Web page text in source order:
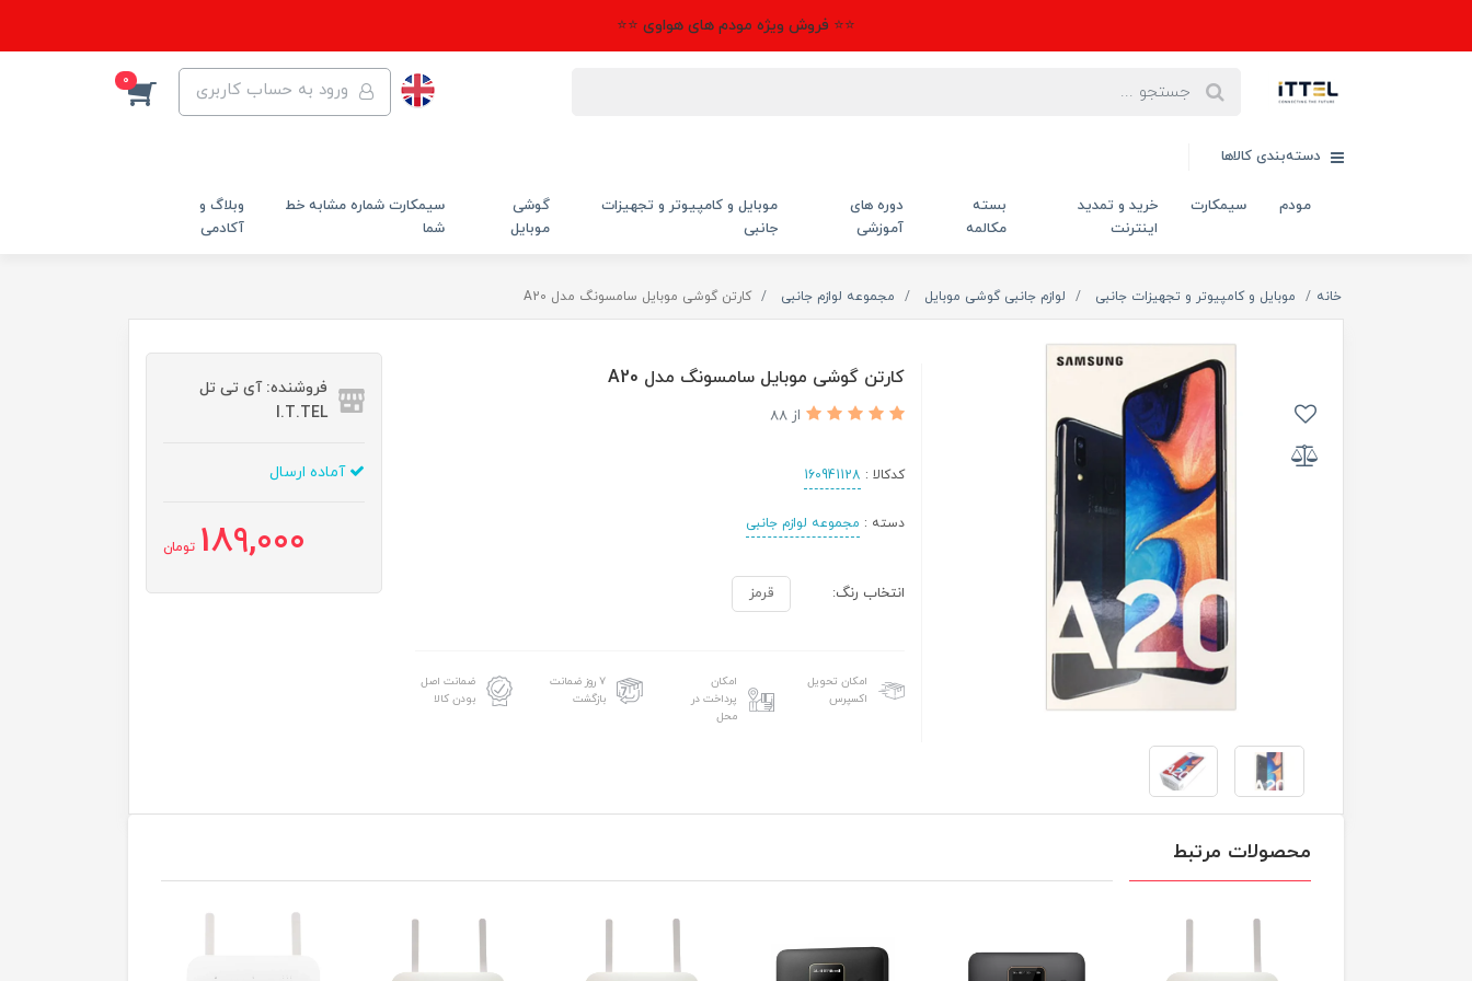
⭐⭐ فروش ویژه مودم های هواوی ⭐⭐
ورود به حساب کاربری 0
دسته‌بندی کالاها
مودم سیمکارت
خرید و تمدید
اینترنت
بسته
مکالمه
دوره های
آموزشی
موبایل و کامپیوتر و تجهیزات
جانبی
گوشی
موبایل
سیمکارت شماره مشابه خط
شما
وبلاگ و
آکادمی
خانه موبایل و کامپیوتر و تجهیزات جانبی لوازم جانبی گوشی موبایل مجموعه لوازم جانبی کارتن گوشی موبایل سامسونگ مدل A20
کارتن گوشی موبایل سامسونگ مدل A20
از 88
کدکالا : 160941128
دسته : مجموعه لوازم جانبی
انتخاب رنگ: قرمز
امکان تحویل
اکسپرس
امکان
پرداخت در
محل
۷ روز ضمانت
بازگشت
ضمانت اصل
بودن کالا
فروشنده: آی تی تل
I.T.TEL
آماده ارسال
189,000 تومان
محصولات مرتبط